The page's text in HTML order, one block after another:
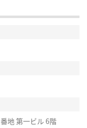
地 第一ビル 6階